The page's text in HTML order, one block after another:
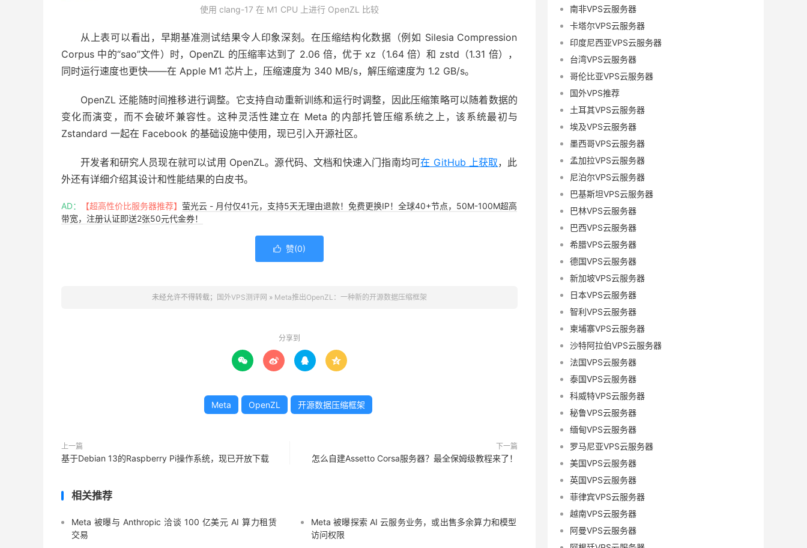
使用 clang-17 在 M1 CPU 上进行 OpenZL 比较
从上表可以看出，早期基准测试结果令人印象深刻。在压缩结构化数据（例如 Silesia Compression
Corpus 中的“sao”文件）时，OpenZL 的压缩率达到了 2.06 倍，优于 xz（1.64 倍）和 zstd（1.31 倍），
同时运行速度也更快——在 Apple M1 芯片上，压缩速度为 340 MB/s，解压缩速度为 1.2 GB/s。
OpenZL 还能随时间推移进行调整。它支持自动重新训练和运行时调整，因此压缩策略可以随着数据的
变化而演变，而不会破坏兼容性。这种灵活性建立在 Meta 的内部托管压缩系统之上，该系统最初与
Zstandard 一起在 Facebook 的基础设施中使用，现已引入开源社区。
开发者和研究人员现在就可以试用 OpenZL。源代码、文档和快速入门指南均可在 GitHub 上获取，此
外还有详细介绍其设计和性能结果的白皮书。
AD： 【超高性价比服务器推荐】 萤光云 - 月付仅41元，支持5天无理由退款！免费更换IP！全球40+节点，50M-100M超高
带宽，注册认证即送2张50元代金券！
 赞(0)
未经允许不得转载； 国外VPS测评网 » Meta推出OpenZL：一种新的开源数据压缩框架
分享到
   
Meta OpenZL 开源数据压缩框架
上一篇
基于Debian 13的Raspberry Pi操作系统，现已开放下载
下一篇
怎么自建Assetto Corsa服务器？最全保姆级教程来了！
相关推荐
Meta 被曝与 Anthropic 洽谈 100 亿美元 AI 算力租赁
交易
Meta 被曝探索 AI 云服务业务，或出售多余算力和模型
访问权限
南非VPS云服务器
卡塔尔VPS云服务器
印度尼西亚VPS云服务器
台湾VPS云服务器
哥伦比亚VPS云服务器
国外VPS推荐
土耳其VPS云服务器
埃及VPS云服务器
墨西哥VPS云服务器
孟加拉VPS云服务器
尼泊尔VPS云服务器
巴基斯坦VPS云服务器
巴林VPS云服务器
巴西VPS云服务器
希腊VPS云服务器
德国VPS云服务器
新加坡VPS云服务器
日本VPS云服务器
智利VPS云服务器
柬埔寨VPS云服务器
沙特阿拉伯VPS云服务器
法国VPS云服务器
泰国VPS云服务器
科威特VPS云服务器
秘鲁VPS云服务器
缅甸VPS云服务器
罗马尼亚VPS云服务器
美国VPS云服务器
英国VPS云服务器
菲律宾VPS云服务器
越南VPS云服务器
阿曼VPS云服务器